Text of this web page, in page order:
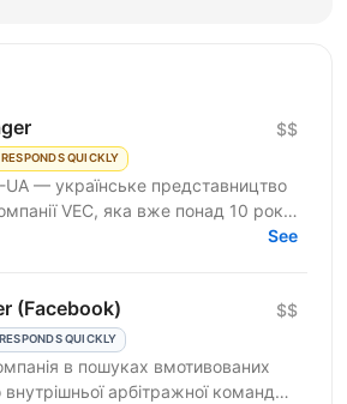
RESPONDS QUICKLY
$$
— українське представництво
VEC, яка вже понад 10 років
галузь за допомогою BIMSee
(Facebook)
RESPONDS QUICKLY
$$
в пошуках вмотивованих
арбітражної команди.